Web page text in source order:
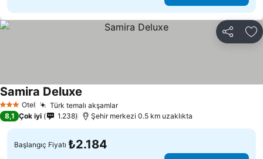
Paylaş
3 YıldızOtel Türk temalı akşamlarFiyatları görün
Samira Deluxe
8,1 Çok iyi 1.238 Şehir merkezi 0.5 km uzaklıkta
Başlangıç Fiyatı ₺2.184